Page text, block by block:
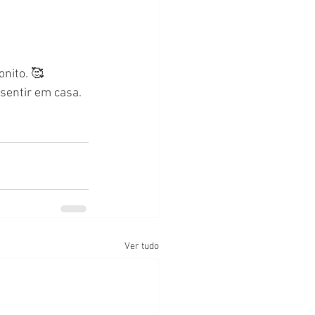
🥰
em casa.
Ver tudo